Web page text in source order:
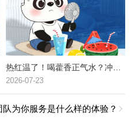
2026-07-23
为你服务是什么样的体验？